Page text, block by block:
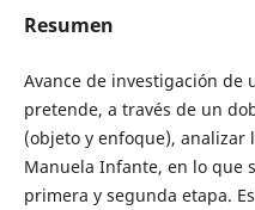
Resumen
Avance de investigación de
pretende, a través de un
(objeto y enfoque),
Manuela Infante, en lo que
primera y segunda etapa.